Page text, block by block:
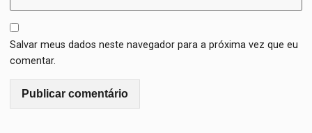
Salvar meus dados neste navegador para a próxima vez que eu
comentar.